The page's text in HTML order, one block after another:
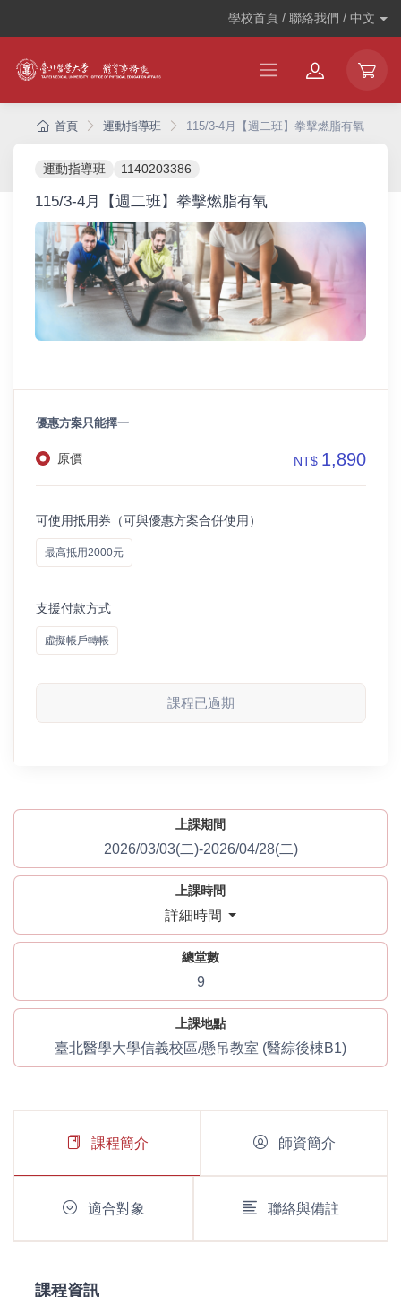
學校首頁 / 聯絡我們 /中文
首頁 運動指導班 115/3-4月【週二班】拳擊燃脂有氧
運動指導班 1140203386
115/3-4月【週二班】拳擊燃脂有氧
優惠方案只能擇一
原價 NT$ 1,890
可使用抵用券（可與優惠方案合併使用）
最高抵用2000元
支援付款方式
虛擬帳戶轉帳
課程已過期
上課期間
2026/03/03(二)-2026/04/28(二)
上課時間
詳細時間
總堂數
9
上課地點
臺北醫學大學信義校區/懸吊教室 (醫綜後棟B1)
課程簡介 師資簡介
適合對象 聯絡與備註
課程資訊